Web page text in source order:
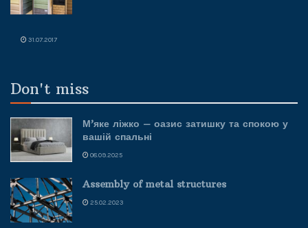
31.07.2017
Don't miss
М’яке ліжко – оазис затишку та спокою у
вашій спальні
08.09.2025
Assembly of metal structures
25.02.2023